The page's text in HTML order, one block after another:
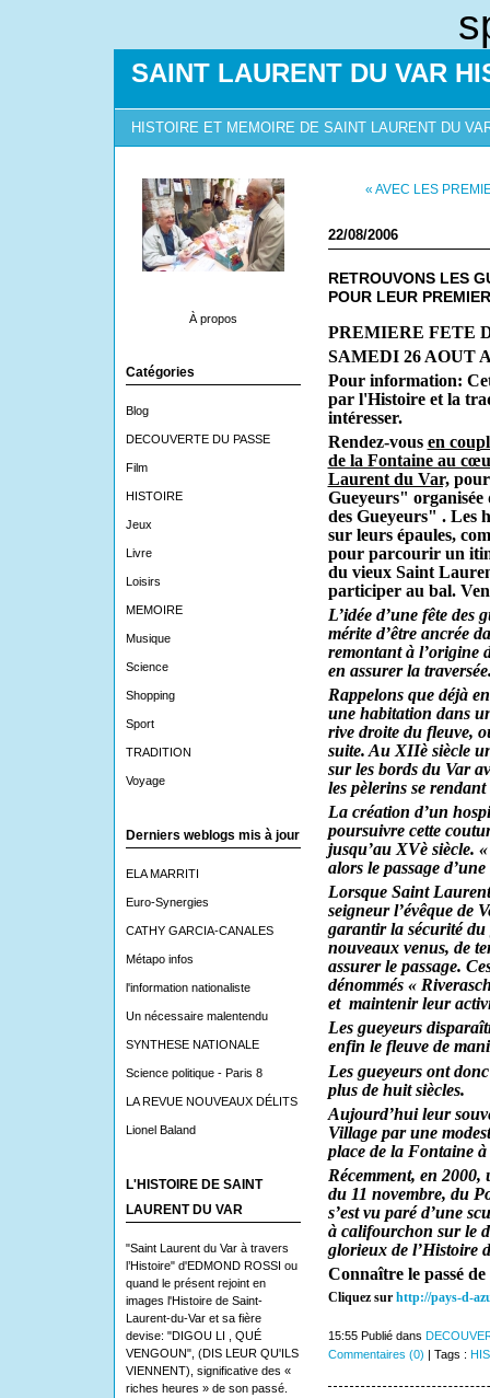
SAINT LAURENT DU VAR
HISTOIRE ET MEMOIRE DE SAINT LAURENT DU
À propos
Catégories
Blog
DECOUVERTE DU PASSE
Film
HISTOIRE
Jeux
Livre
Loisirs
MEMOIRE
Musique
Science
Shopping
Sport
TRADITION
Voyage
Derniers weblogs mis à jour
ELA MARRITI
Euro-Synergies
CATHY GARCIA-CANALES
Métapo infos
l'information nationaliste
Un nécessaire malentendu
SYNTHESE NATIONALE
Science politique - Paris 8
LA REVUE NOUVEAUX DÉLITS
Lionel Baland
L'HISTOIRE DE SAINT
LAURENT DU VAR
"Saint Laurent du Var à travers
l’Histoire" d'EDMOND ROSSI ou
quand le présent rejoint en
images l'Histoire de Saint-
Laurent-du-Var et sa fière
devise: "DIGOU LI , QUÉ
VENGOUN", (DIS LEUR QU'ILS
VIENNENT), significative des «
riches heures » de son passé.
« AVEC LES
22/08/2006
RETROUVONS LES
POUR LEUR
PREMIERE FETE
SAMEDI 26 AOUT
Pour information:
par l'Histoire et la
intéresser.
Rendez-vous en
de la Fontaine au
Laurent du Var,pour
Gueyeurs" organisée
des Gueyeurs" . Les
sur leurs épaules,
pour parcourir un
du vieux Saint
participer au bal.
L’idée d’une fête
mérite d’être ancrée
remontant à l’origine
en assurer la
Rappelons que déjà
une habitation dans
rive droite du fleuve,
suite. Au XIIè siècle
sur les bords du Var
les pèlerins se
La création d’un
poursuivre cette
jusqu’au XVè siècle.
alors le passage
Lorsque Saint
seigneur l’évêque de
garantir la sécurité
nouveaux venus, de
assurer le passage.
dénommés «
et maintenir leur
Les gueyeurs
enfin le fleuve de
Les gueyeurs ont
plus de huit siècles.
Aujourd’hui leur
Village par une
place de la Fontaine
Récemment, en
du 11 novembre, du
s’est vu paré d’une
à califourchon sur le
glorieux de l’Histoire
Connaître le passé
Cliquez sur http://pays-d-
15:55 Publié dans
Commentaires (0) | Tags :